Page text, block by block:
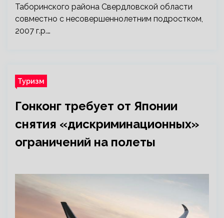
Таборинского района Свердловской области
совместно с несовершеннолетним подростком,
2007 г.р.…
Туризм
Гонконг требует от Японии
снятия «дискриминационных»
ограничений на полеты